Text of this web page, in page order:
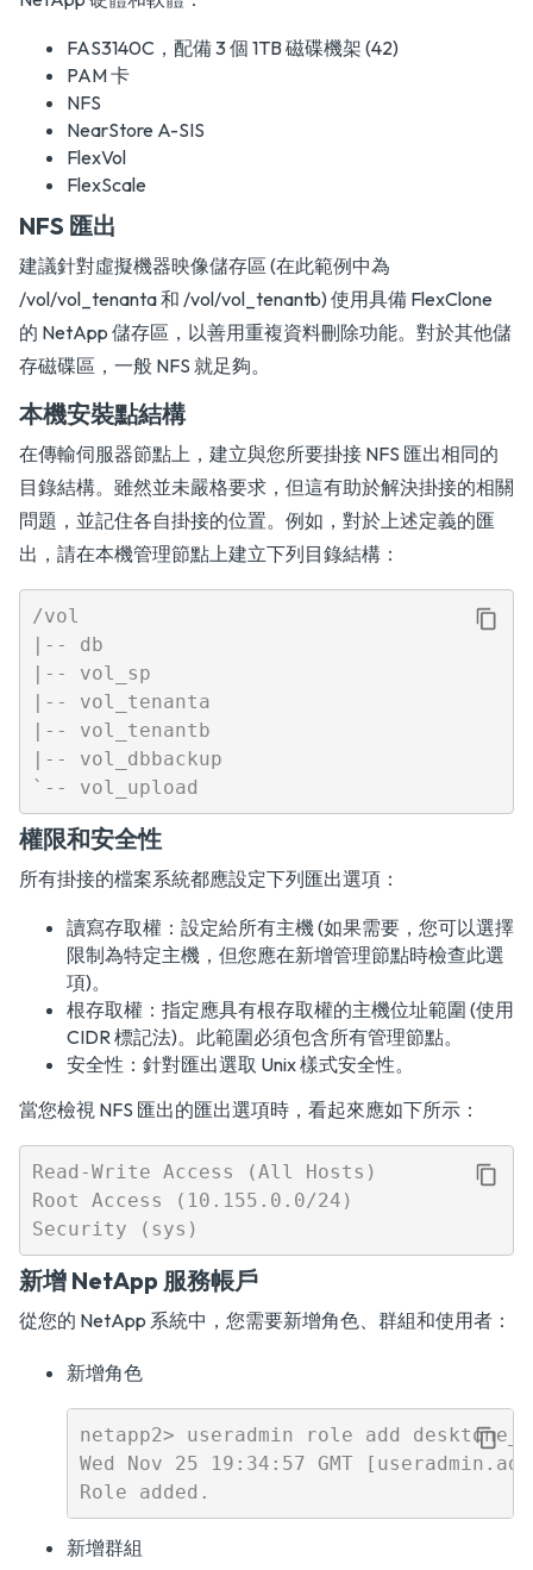
FAS3140C，配備 3 個 1TB 磁碟機架 (42)
PAM 卡
NFS
NearStore A-SIS
FlexVol
FlexScale
NFS 匯出
建議針對虛擬機器映像儲存區 (在此範例中為
/vol/vol_tenanta 和 /vol/vol_tenantb) 使用具備 FlexClone
的 NetApp 儲存區，以善用重複資料刪除功能。對於其他儲
存磁碟區，一般 NFS 就足夠。
本機安裝點結構
在傳輸伺服器節點上，建立與您所要掛接 NFS 匯出相同的
目錄結構。雖然並未嚴格要求，但這有助於解決掛接的相關
問題，並記住各自掛接的位置。例如，對於上述定義的匯
出，請在本機管理節點上建立下列目錄結構：
/vol
|-- db
|-- vol_sp
|-- vol_tenanta
|-- vol_tenantb
|-- vol_dbbackup
權限和安全性
所有掛接的檔案系統都應設定下列匯出選項：
讀寫存取權：設定給所有主機 (如果需要，您可以選擇
限制為特定主機，但您應在新增管理節點時檢查此選
項)。
根存取權：指定應具有根存取權的主機位址範圍 (使用
CIDR 標記法)。此範圍必須包含所有管理節點。
安全性：針對匯出選取 Unix 樣式安全性。
當您檢視 NFS 匯出的匯出選項時，看起來應如下所示：
Read-Write Access (All Hosts)
Root Access (10.155.0.0/24)
新增 NetApp 服務帳戶
從您的 NetApp 系統中，您需要新增角色、群組和使用者：
新增角色
netapp2> useradmin role add
Wed Nov 25 19:34:57 GMT
新增群組